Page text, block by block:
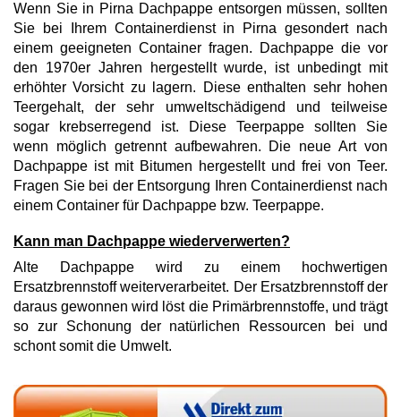
Wenn Sie in Pirna Dachpappe entsorgen müssen, sollten
Sie bei Ihrem Containerdienst in Pirna gesondert nach
einem geeigneten Container fragen. Dachpappe die vor
den 1970er Jahren hergestellt wurde, ist unbedingt mit
erhöhter Vorsicht zu lagern. Diese enthalten sehr hohen
Teergehalt, der sehr umweltschädigend und teilweise
sogar krebserregend ist. Diese Teerpappe sollten Sie
wenn möglich getrennt aufbewahren. Die neue Art von
Dachpappe ist mit Bitumen hergestellt und frei von Teer.
Fragen Sie bei der Entsorgung Ihren Containerdienst nach
einem Container für Dachpappe bzw. Teerpappe.
Kann man Dachpappe wiederverwerten?
Alte Dachpappe wird zu einem hochwertigen
Ersatzbrennstoff weiterverarbeitet. Der Ersatzbrennstoff der
daraus gewonnen wird löst die Primärbrennstoffe, und trägt
so zur Schonung der natürlichen Ressourcen bei und
schont somit die Umwelt.